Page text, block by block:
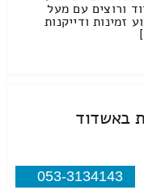
ורוצים עם מעל
זמינות ודייקנות
באשדוד
053-3134143